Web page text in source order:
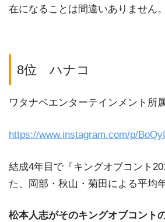
在になることは間違いありません。
8位 ハナコ
ワタナベエンターテインメント所
https://www.instagram.com/p/
結成4年目で『キングオブコント
た、岡部・秋山・菊田による平均
松本人志がそのキングオブコント